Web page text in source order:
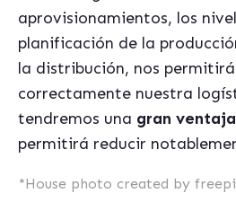
aprovisionamientos, los
planificación de la
la distribución, nos
correctamente nuestra
tendremos una gran
permitirá reducir
*House photo created by